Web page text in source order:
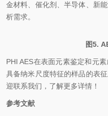
金材料、催化剂、半导体、新
析需求。
图5.
PHI AES在表面元素鉴定和元
具备纳米尺度特征的样品的表
迎联系我们，了解更多详情！
参考文献